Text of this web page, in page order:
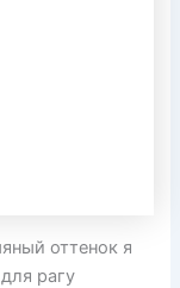
оттенок я
рагу